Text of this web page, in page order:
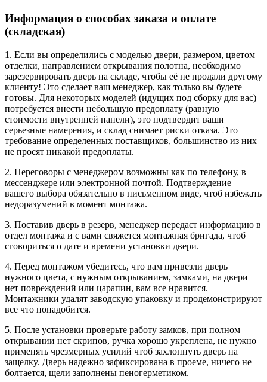
Информация о способах заказа и оплате
(складская)
1. Если вы определились с моделью двери, размером, цветом
отделки, направлением открывания полотна, необходимо
зарезервировать дверь на складе, чтобы её не продали другому
клиенту! Это сделает ваш менеджер, как только вы будете
готовы. Для некоторых моделей (идущих под сборку для вас)
потребуется внести небольшую предоплату (равную
стоимости внутренней панели), это подтвердит ваши
серьезные намерения, и склад снимает риски отказа. Это
требование определенных поставщиков, большинство из них
не просят никакой предоплаты.
2. Переговоры с менеджером возможны как по телефону, в
мессенджере или электронной почтой. Подтверждение
вашего выбора обязательно в письменном виде, чтоб избежать
недоразумений в момент монтажа.
3. Поставив дверь в резерв, менеджер передаст информацию в
отдел монтажа и с вами свяжется монтажная бригада, чтоб
сговориться о дате и времени установки двери.
4. Перед монтажом убедитесь, что вам привезли дверь
нужного цвета, с нужным открыванием, замками, на двери
нет повреждений или царапин, вам все нравится.
Монтажники удалят заводскую упаковку и продемонстрируют
все что понадобится.
5. После установки проверьте работу замков, при полном
открывании нет скрипов, ручка хорошо укреплена, не нужно
применять чрезмерных усилий чтоб захлопнуть дверь на
защелку. Дверь надежно зафиксирована в проеме, ничего не
болтается, щели заполнены пеногерметиком.